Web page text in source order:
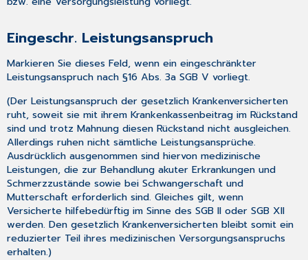
Eingeschr. Leistungsanspruch
Markieren Sie dieses Feld, wenn ein eingeschränkter
Leistungsanspruch nach §16 Abs. 3a SGB V vorliegt.
(Der Leistungsanspruch der gesetzlich Krankenversicherten
ruht, soweit sie mit ihrem Krankenkassenbeitrag im Rückstand
sind und trotz Mahnung diesen Rückstand nicht ausgleichen.
Allerdings ruhen nicht sämtliche Leistungsansprüche.
Ausdrücklich ausgenommen sind hiervon medizinische
Leistungen, die zur Behandlung akuter Erkrankungen und
Schmerzzustände sowie bei Schwangerschaft und
Mutterschaft erforderlich sind. Gleiches gilt, wenn
Versicherte hilfebedürftig im Sinne des SGB II oder SGB XII
werden. Den gesetzlich Krankenversicherten bleibt somit ein
reduzierter Teil ihres medizinischen Versorgungsanspruchs
erhalten.)